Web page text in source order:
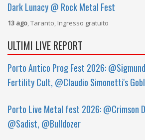
Dark Lunacy @ Rock Metal Fest
13 ago, Taranto, Ingresso gratuito
ULTIMI LIVE REPORT
Porto Antico Prog Fest 2026:
Fertility Cult, @Claudio Simonetti's
Porto Live Metal fest 2026: @Crimson
@Sadist, @Bulldozer